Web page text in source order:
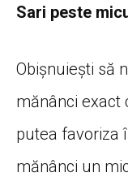
Sari peste
Obișnuiești să
mănânci exact
putea favoriza
mănânci un